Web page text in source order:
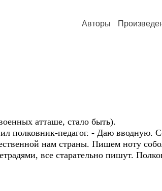
Авторы
атташе, стало быть).
полковник-педагог. - Даю вводную.
нам страны. Пишем ноту
все старательно пишут.